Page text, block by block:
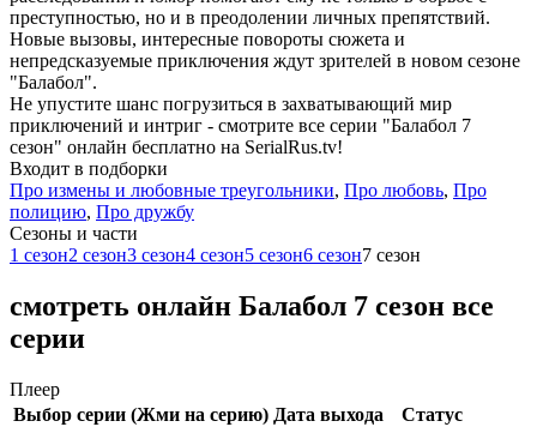
преступностью, но и в преодолении личных препятствий.
Новые вызовы, интересные повороты сюжета и
непредсказуемые приключения ждут зрителей в новом сезоне
"Балабол".
Не упустите шанс погрузиться в захватывающий мир
приключений и интриг - смотрите все серии "Балабол 7
сезон" онлайн бесплатно на SerialRus.tv!
Входит в подборки
Про измены и любовные треугольники, Про любовь, Про
полицию, Про дружбу
Cезоны и части
1 сезон2 сезон3 сезон4 сезон5 сезон6 сезон7 сезон
смотреть онлайн Балабол 7 сезон все
серии
Плеер
Выбор серии (Жми на серию) Дата выхода
Статус